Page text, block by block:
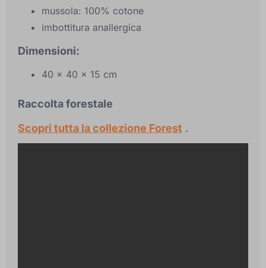
mussola: 100% cotone
imbottitura anallergica
Dimensioni:
40 x 40 x 15 cm
Raccolta forestale
Scopri tutta la collezione Forest .